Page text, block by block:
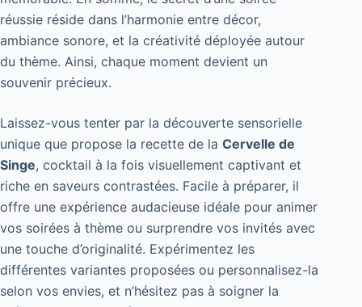
réussie réside dans l’harmonie entre décor,
ambiance sonore, et la créativité déployée autour
du thème. Ainsi, chaque moment devient un
souvenir précieux.
Laissez-vous tenter par la découverte sensorielle
unique que propose la recette de la Cervelle de
Singe, cocktail à la fois visuellement captivant et
riche en saveurs contrastées. Facile à préparer, il
offre une expérience audacieuse idéale pour animer
vos soirées à thème ou surprendre vos invités avec
une touche d’originalité. Expérimentez les
différentes variantes proposées ou personnalisez-la
selon vos envies, et n’hésitez pas à soigner la